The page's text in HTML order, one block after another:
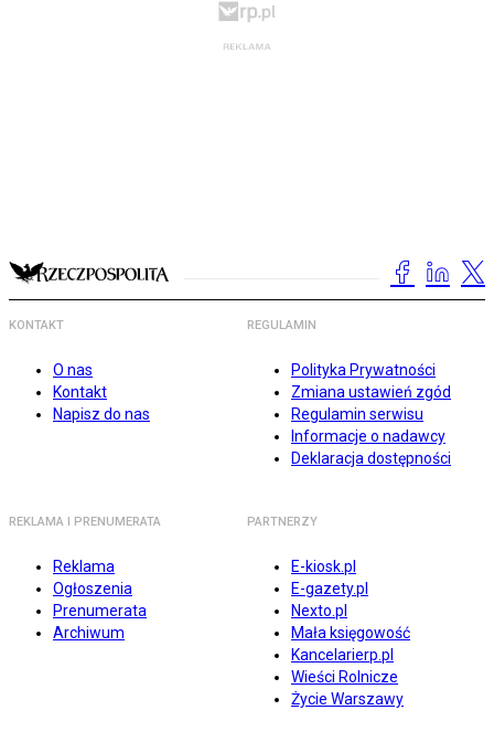
KONTAKT
O nas
Kontakt
Napisz do nas
REGULAMIN
Polityka Prywatności
Zmiana ustawień zgód
Regulamin serwisu
Informacje o nadawcy
Deklaracja dostępności
REKLAMA I PRENUMERATA
Reklama
Ogłoszenia
Prenumerata
Archiwum
PARTNERZY
E-kiosk.pl
E-gazety.pl
Nexto.pl
Mała księgowość
Kancelarierp.pl
Wieści Rolnicze
Życie Warszawy